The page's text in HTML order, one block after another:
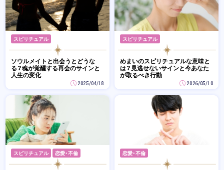
スピリチュアル
ソウルメイトと出会うとどうな
る？魂が覚醒する再会のサインと
人生の変化
2025/04/18
スピリチュアル
めまいのスピリチュアルな意味と
は？見逃せないサインと今あなた
が取るべき行動
2026/05/10
スピリチュアル 恋愛・不倫 恋愛・不倫